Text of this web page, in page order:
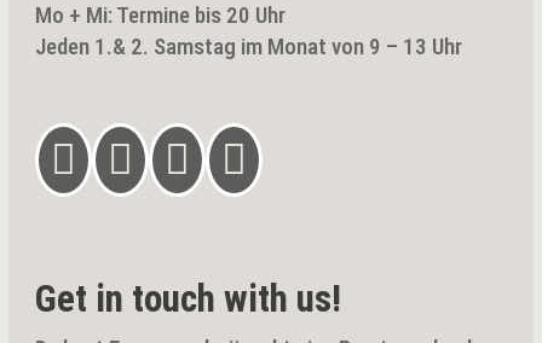
Mo + Mi: Termine bis 20 Uhr
Jeden 1.& 2. Samstag im Monat von 9 – 13 Uhr
   
Get in touch with us!